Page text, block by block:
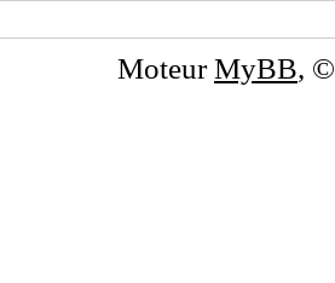
MoteurMyBB,